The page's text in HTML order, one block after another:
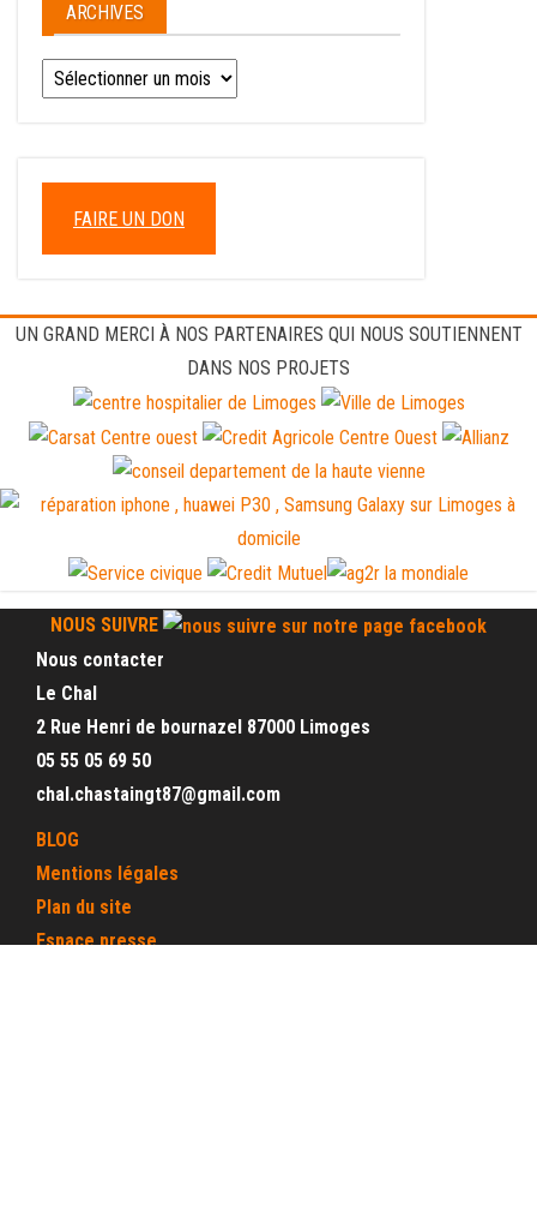
ARCHIVES
FAIRE UN DON
UN GRAND MERCI À NOS PARTENAIRES QUI NOUS SOUTIENNENT
DANS NOS PROJETS
NOUS SUIVRE
Nous contacter
Le Chal
2 Rue Henri de bournazel 87000 Limoges
05 55 05 69 50
chal.chastaingt87@gmail.com
BLOG
Mentions légales
Plan du site
Espace presse